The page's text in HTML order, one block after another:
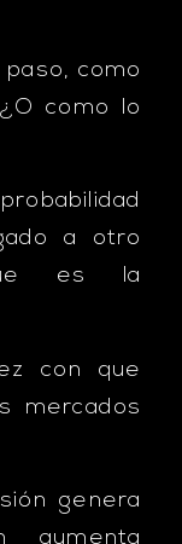
como
como lo
a otro
es la
con que
mercados
genera
aumenta